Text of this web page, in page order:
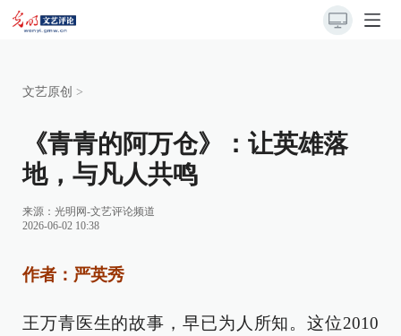
文艺原创 >
《青青的阿万仓》：让英雄落
地，与凡人共鸣
来源： 光明网-文艺评论频道
2026-06-02 10:38
作者：严英秀
王万青医生的故事，早已为人所知。这位2010